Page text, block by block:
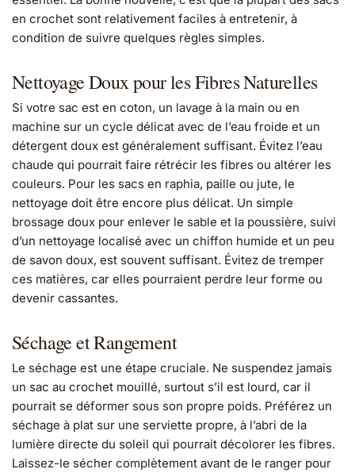
en crochet sont relativement faciles à entretenir, à
condition de suivre quelques règles simples.
Nettoyage Doux pour les Fibres Naturelles
Si votre sac est en coton, un lavage à la main ou en
machine sur un cycle délicat avec de l’eau froide et un
détergent doux est généralement suffisant. Évitez l’eau
chaude qui pourrait faire rétrécir les fibres ou altérer les
couleurs. Pour les sacs en raphia, paille ou jute, le
nettoyage doit être encore plus délicat. Un simple
brossage doux pour enlever le sable et la poussière, suivi
d’un nettoyage localisé avec un chiffon humide et un peu
de savon doux, est souvent suffisant. Évitez de tremper
ces matières, car elles pourraient perdre leur forme ou
devenir cassantes.
Séchage et Rangement
Le séchage est une étape cruciale. Ne suspendez jamais
un sac au crochet mouillé, surtout s’il est lourd, car il
pourrait se déformer sous son propre poids. Préférez un
séchage à plat sur une serviette propre, à l’abri de la
lumière directe du soleil qui pourrait décolorer les fibres.
Laissez-le sécher complètement avant de le ranger pour